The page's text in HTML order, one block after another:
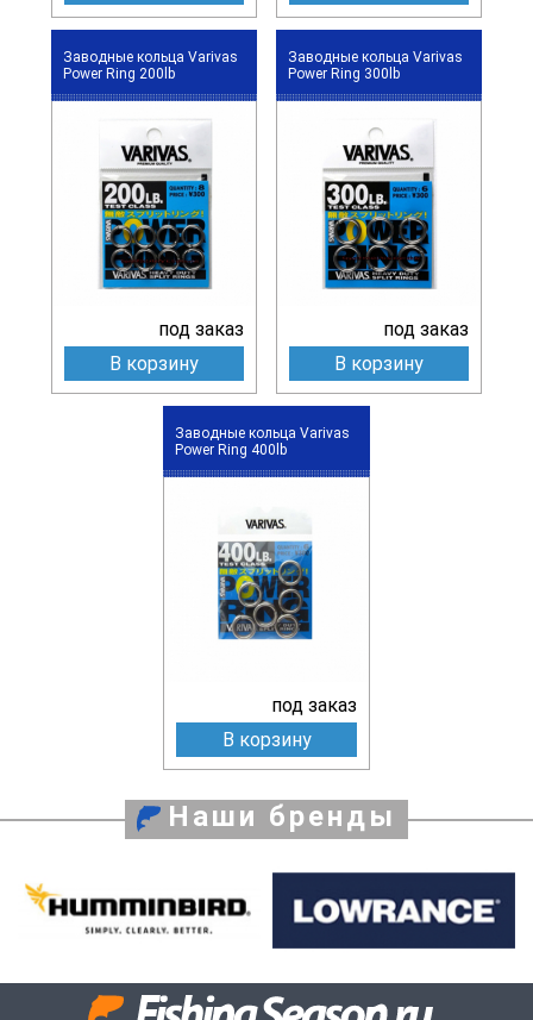
Заводные кольца Varivas
Power Ring 200lb
под заказ
В корзину
Заводные кольца Varivas
Power Ring 300lb
под заказ
В корзину
Заводные кольца Varivas
Power Ring 400lb
под заказ
В корзину
Наши бренды